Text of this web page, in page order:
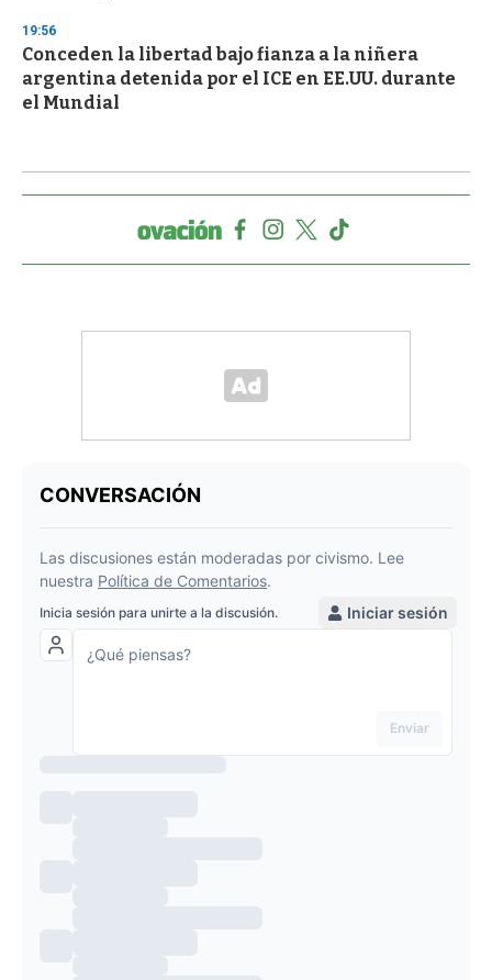
19:56
Conceden la libertad bajo fianza a la niñera
argentina detenida por el ICE en EE.UU. durante
el Mundial